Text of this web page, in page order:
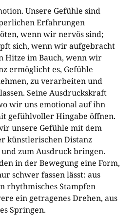
Unsere Gefühle sind
Erfahrungen
wenn wir nervös sind;
sich, wenn wir aufgebracht
Hitze im Bauch, wenn wir
ermöglicht es, Gefühle
zu verarbeiten und
Seine Ausdruckskraft
wir uns emotional auf ihn
gefühlvoller Hingabe öffnen.
unsere Gefühle mit dem
künstlerischen Distanz
zum Ausdruck bringen.
in der Bewegung eine Form,
schwer fassen lässt: aus
rhythmisches Stampfen
ein getragenes Drehen, aus
Springen.